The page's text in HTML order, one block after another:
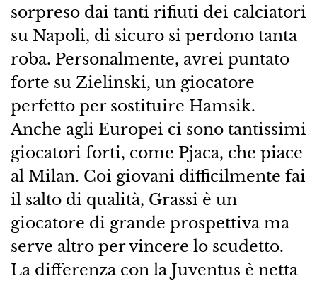
sorpreso dai tanti rifiuti dei calciatori
su Napoli, di sicuro si perdono tanta
roba. Personalmente, avrei puntato
forte su Zielinski, un giocatore
perfetto per sostituire Hamsik.
Anche agli Europei ci sono tantissimi
giocatori forti, come Pjaca, che piace
al Milan. Coi giovani difficilmente fai
il salto di qualità, Grassi è un
giocatore di grande prospettiva ma
serve altro per vincere lo scudetto.
La differenza con la Juventus è netta